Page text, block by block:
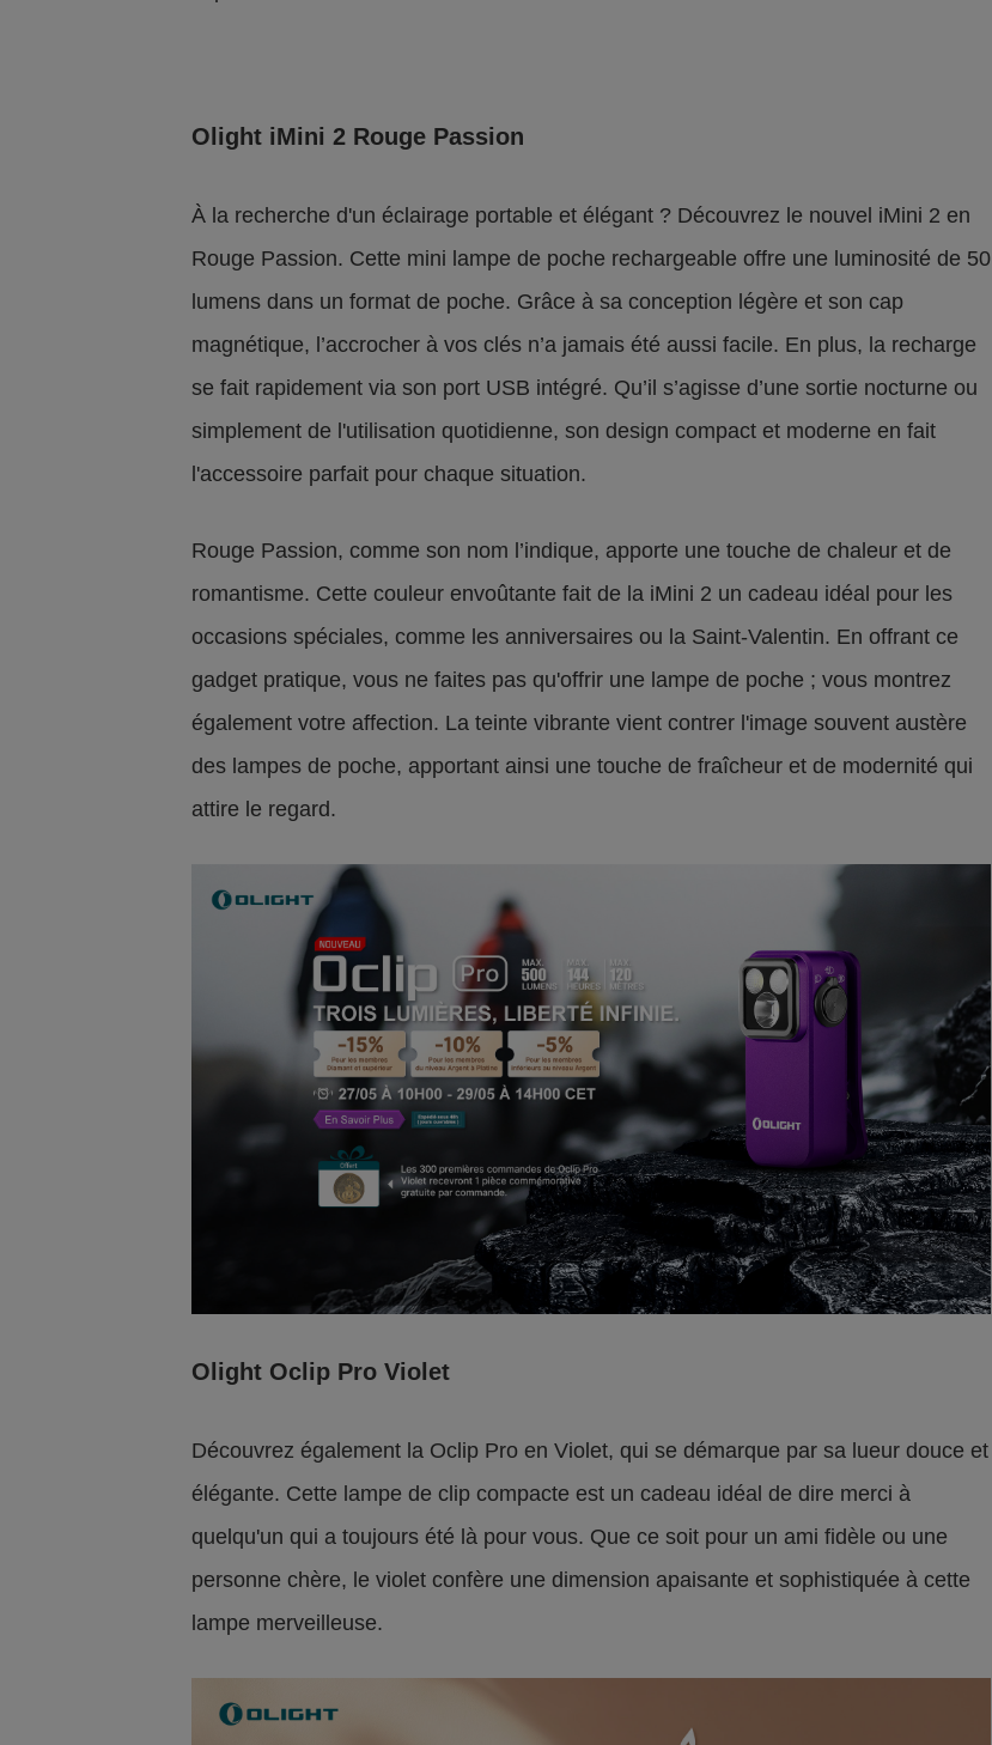
Olight iMini 2 Rouge Passion
À la recherche d'un éclairage portable et élégant ? Découvrez le nouvel iMini 2 en
Rouge Passion. Cette mini lampe de poche rechargeable offre une luminosité de 50
lumens dans un format de poche. Grâce à sa conception légère et son cap
magnétique, l’accrocher à vos clés n’a jamais été aussi facile. En plus, la recharge
se fait rapidement via son port USB intégré. Qu’il s’agisse d’une sortie nocturne ou
simplement de l'utilisation quotidienne, son design compact et moderne en fait
l'accessoire parfait pour chaque situation.
Rouge Passion, comme son nom l’indique, apporte une touche de chaleur et de
romantisme. Cette couleur envoûtante fait de la iMini 2 un cadeau idéal pour les
occasions spéciales, comme les anniversaires ou la Saint-Valentin. En offrant ce
gadget pratique, vous ne faites pas qu'offrir une lampe de poche ; vous montrez
également votre affection. La teinte vibrante vient contrer l'image souvent austère
des lampes de poche, apportant ainsi une touche de fraîcheur et de modernité qui
attire le regard.
Olight Oclip Pro Violet
Découvrez également la Oclip Pro en Violet, qui se démarque par sa lueur douce et
élégante. Cette lampe de clip compacte est un cadeau idéal de dire merci à
quelqu'un qui a toujours été là pour vous. Que ce soit pour un ami fidèle ou une
personne chère, le violet confère une dimension apaisante et sophistiquée à cette
lampe merveilleuse.